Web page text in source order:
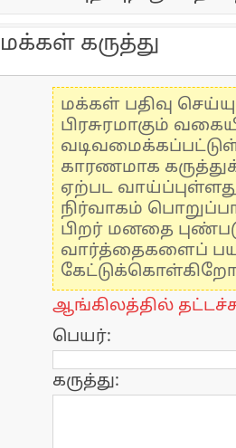
மக்கள் கருத்து
மக்கள் பதிவு
பிரசுரமாகும்
காரணமாக
ஏற்பட
நிர்வாகம்
பிறர் மனதை
வார்த்தைகளைப்
ஆங்கிலத்தில்
பெயர்:
கருத்து: